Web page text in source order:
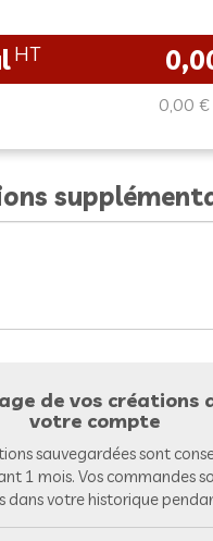
0,00 €
de vos créations
votre compte
sauvegardées sont
1 mois. Vos commandes
dans votre historique